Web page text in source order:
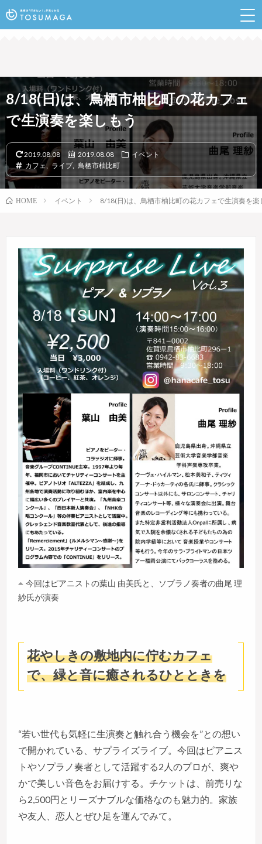
8/18(日)は、鳥栖市柚比町の花カフェ
で生演奏を楽しもう
2019.08.08 2019.08.08
イベント
カフェ,ライブ 鳥栖市柚比町
HOME イベント 8/18(日)は、鳥栖市柚比町の花カフェで生演奏を楽
今回はピアニストの葉山 由美氏と、ソプラノ奏者の曲尾 理
紗氏が演奏
花やしきの敷地内に佇むカフェ
で、緑と音に癒されるひとときを
“若い世代も気軽に生演奏と触れ合う機会を”との想い
で開かれている、サプライズライブ。今回はピアニス
トやソプラノ奏者として活躍する2人のプロが、爽や
かで美しい音色をお届けする。チケットは、前売りな
ら2,500円とリーズナブルな価格なのも魅力的。家族
や友人、恋人とぜひ足を運んでみて。